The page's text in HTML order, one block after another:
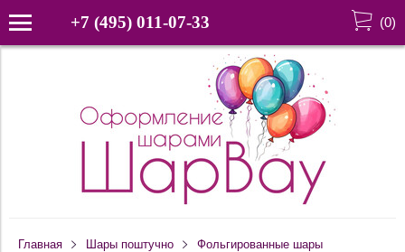
+7 (495) 011-07-33 (0)
Главная Шары поштучно
Фольгированные шары